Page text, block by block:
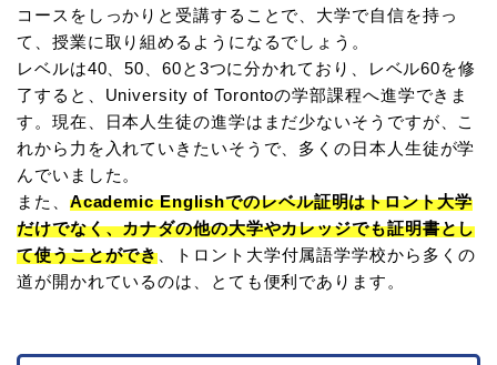
コースをしっかりと受講することで、大学で自信を持っ
て、授業に取り組めるようになるでしょう。
レベルは40、50、60と3つに分かれており、レベル60を修
了すると、University of Torontoの学部課程へ進学できま
す。現在、日本人生徒の進学はまだ少ないそうですが、こ
れから力を入れていきたいそうで、多くの日本人生徒が学
んでいました。
また、 Academic Englishでのレベル証明はトロント大学
だけでなく、カナダの他の大学やカレッジでも証明書とし
て使うことができ 、トロント大学付属語学学校から多くの
道が開かれているのは、とても便利であります。